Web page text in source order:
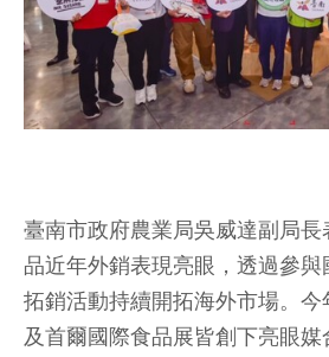
臺南市政府農業局吳威達副局長
品近年外銷表現亮眼，透過參
拓銷活動持續開拓海外市場。今
及首爾國際食品展皆創下亮眼